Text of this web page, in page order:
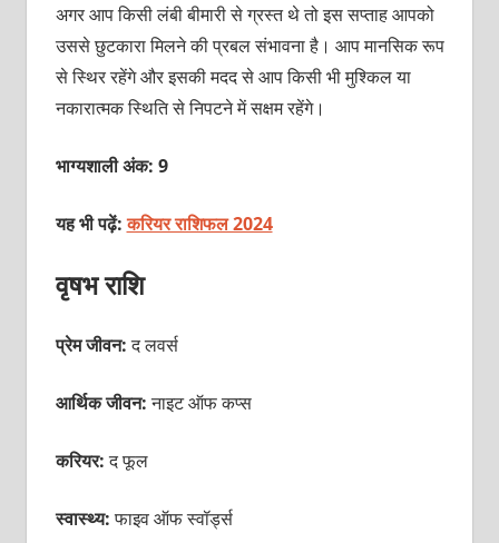
अगर आप किसी लंबी बीमारी से ग्रस्‍त थे तो इस सप्‍ताह आपको
उससे छुटकारा मिलने की प्रबल संभावना है। आप मानसिक रूप
से स्थिर रहेंगे और इसकी मदद से आप किसी भी मुश्किल या
नकारात्मक स्थिति से निपटने में सक्षम रहेंगे।
भाग्यशाली अंक: 9
यह भी पढ़ें:करियर राशिफल 2024
वृषभ राशि
प्रेम जीवन:द लवर्स
आर्थिक जीवन:नाइट ऑफ कप्‍स
करियर:द फूल
स्वास्थ्य:फाइव ऑफ स्‍वॉर्ड्स